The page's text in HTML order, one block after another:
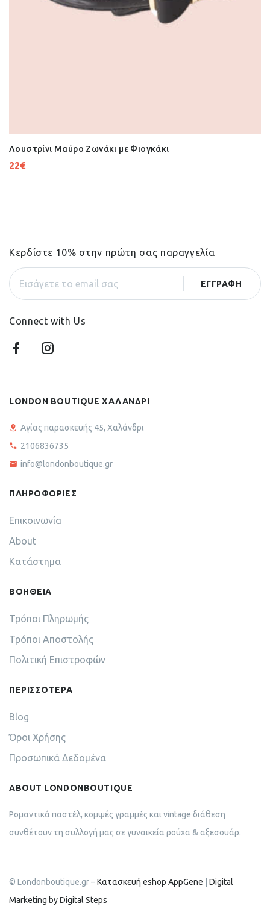
Λουστρίνι Μαύρο Ζωνάκι με Φιογκάκι
22€
Κερδίστε 10% στην πρώτη σας παραγγελία
Connect with Us
LONDON BOUTIQUE ΧΑΛΑΝΔΡΙ
Αγίας παρασκευής 45, Χαλάνδρι
2106836735
info@londonboutique.gr
ΠΛΗΡΟΦΟΡΙΕΣ
Επικοινωνία
About
Κατάστημα
ΒΟΗΘΕΙΑ
Τρόποι Πληρωμής
Τρόποι Αποστολής
Πολιτική Επιστροφών
ΠΕΡΙΣΣΟΤΕΡΑ
Blog
Όροι Χρήσης
Προσωπικά Δεδομένα
ABOUT LONDONBOUTIQUE
Ρομαντικά παστέλ, κομψές γραμμές και vintage διάθεση
συνθέτουν τη συλλογή μας σε γυναικεία ρούχα & αξεσουάρ.
© Londonboutique.gr –Κατασκευή eshop AppGene
Digital
Marketing by Digital Steps